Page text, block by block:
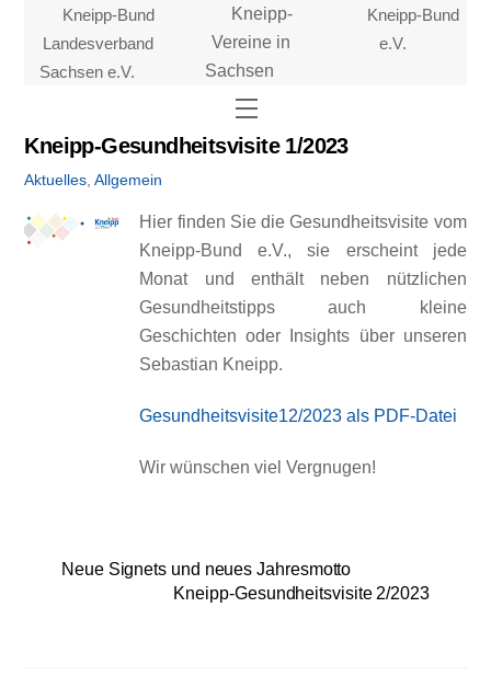
content
Kneipp-Bund
Landesverband
Sachsen e.V.
Kneipp-
Vereine in
Sachsen
Kneipp-Bund
e.V.
Menu
Kneipp-Gesundheitsvisite 1/2023
Aktuelles ,Allgemein
Hier finden Sie die Gesundheitsvisite vom
Kneipp-Bund e.V., sie erscheint jede
Monat und enthält neben nützlichen
Gesundheitstipps auch kleine
Geschichten oder Insights über unseren
Sebastian Kneipp.
Gesundheitsvisite12/2023 als PDF-Datei
Wir wünschen viel Vergnugen!
Neue Signets und neues Jahresmotto
Kneipp-Gesundheitsvisite 2/2023